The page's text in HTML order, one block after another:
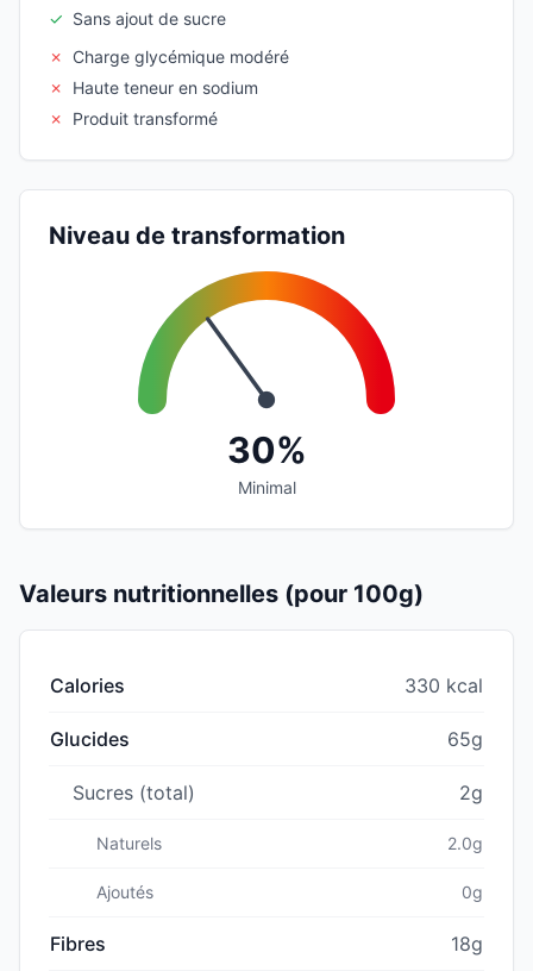
✓ Sans ajout de sucre
✗
Charge glycémique modéré
✗
Haute teneur en sodium
✗
Produit transformé
Niveau de transformation
30%
Minimal
Valeurs nutritionnelles (pour 100g)
Calories 330 kcal
Glucides 65g
Sucres (total) 2g
Naturels 2.0g
Ajoutés 0g
Fibres 18g